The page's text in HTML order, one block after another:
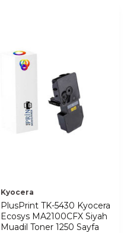
Kyocera
PlusPrint TK-5430 Kyocera
Ecosys MA2100CFX Siyah
Muadil Toner 1250 Sayfa